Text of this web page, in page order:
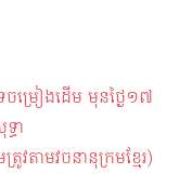
ម្រៀងដើម មុនថ្ងៃ១៧
ា
វតាមវចនានុក្រមខ្មែរ)